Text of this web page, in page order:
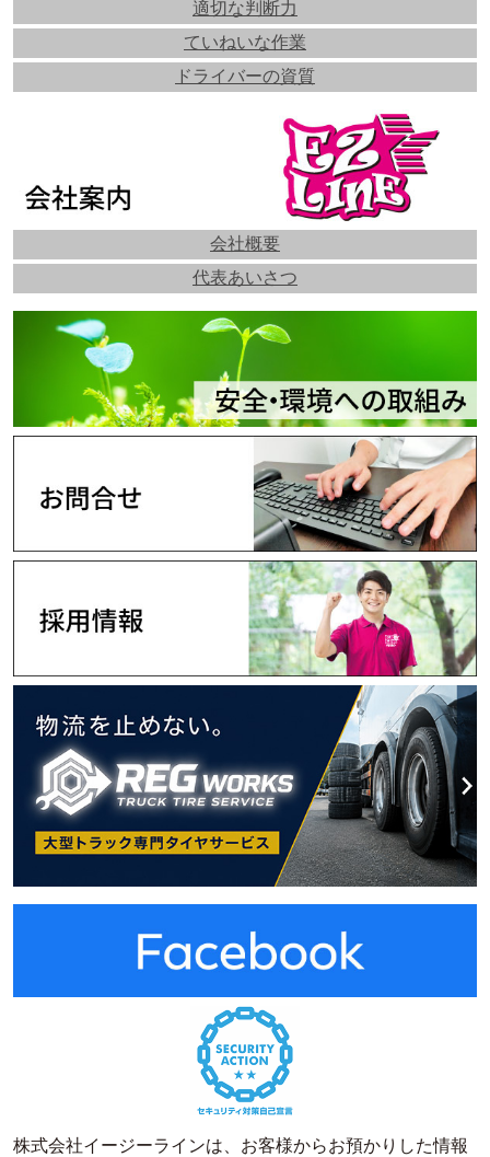
適切な判断力
ていねいな作業
ドライバーの資質
会社概要
代表あいさつ
株式会社イージーラインは、お客様からお預かりした情報